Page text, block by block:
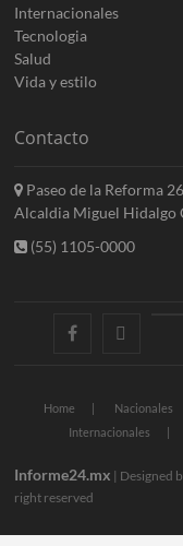
Internacionales
Tecnologia
Salud
Vida y estilo
Contacto
Paseo de la Reforma
Alcaldia Miguel Hidalgo
(55) 1105-0000
facebook
Home Nacionales
Internacionales
Informe24.mx | Designed
right reserved